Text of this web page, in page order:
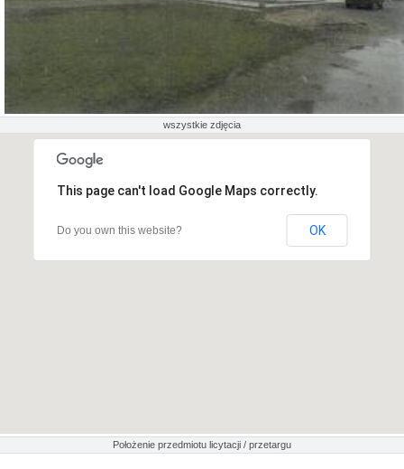
wszystkie zdjęcia
This page can't load Google Maps correctly.
Do you own this website? OK
Położenie przedmiotu licytacji / przetargu